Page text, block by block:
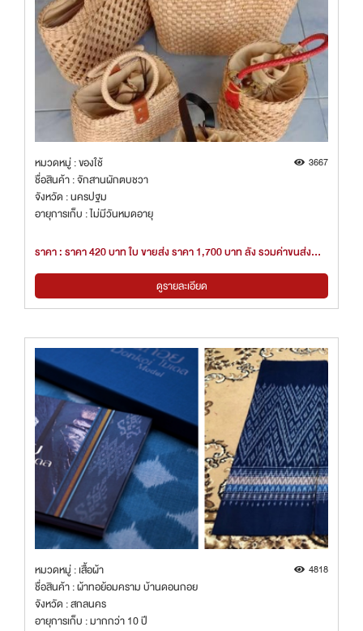
หมวดหมู่ : ของใช้ 3667
ชื่อสินค้า : จักสานผักตบชวา
จังหวัด : นครปฐม
อายุการเก็บ : ไม่มีวันหมดอายุ
ราคา : ราคา 420 บาท ใบ ขายส่ง ราคา 1,700 บาท ลัง รวมค่าขนส่ง
บรรจุ5 ใบ
ดูรายละเอียด
หมวดหมู่ : เสื้อผ้า 4818
ชื่อสินค้า : ผ้าทอย้อมคราม บ้านดอนกอย
จังหวัด : สกลนคร
อายุการเก็บ : มากกว่า 10 ปี